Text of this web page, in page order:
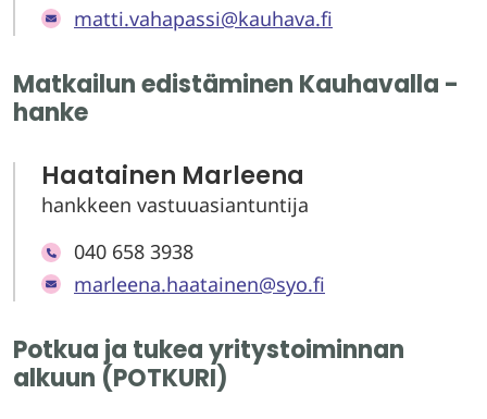
matti.vahapassi@kauhava.fi
Matkailun edistäminen Kauhavalla -
hanke
Haatainen Marleena
hankkeen vastuuasiantuntija
040 658 3938
marleena.haatainen@syo.fi
Potkua ja tukea yritystoiminnan
alkuun (POTKURI)